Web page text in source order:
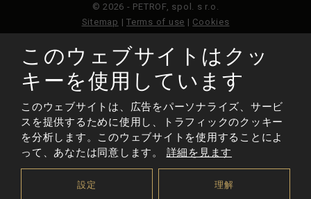
© 2026 - PETROF, spol. s r.o.
Sitemap | Terms of use | Cookies
このウェブサイトはGoogleReCAPTCHAによって保護さ
れており、Googleのプライバシーポリシーと利用規約が
適用されます。
作られた
このウェブサイトはクッ
キーを使用しています
このウェブサイトは、広告をパーソナライズ、サービ
スを提供するために使用し、トラフィックのクッキー
を分析します。このウェブサイトを使用することによ
って、あなたは同意します。 詳細を見ます
設定 理解